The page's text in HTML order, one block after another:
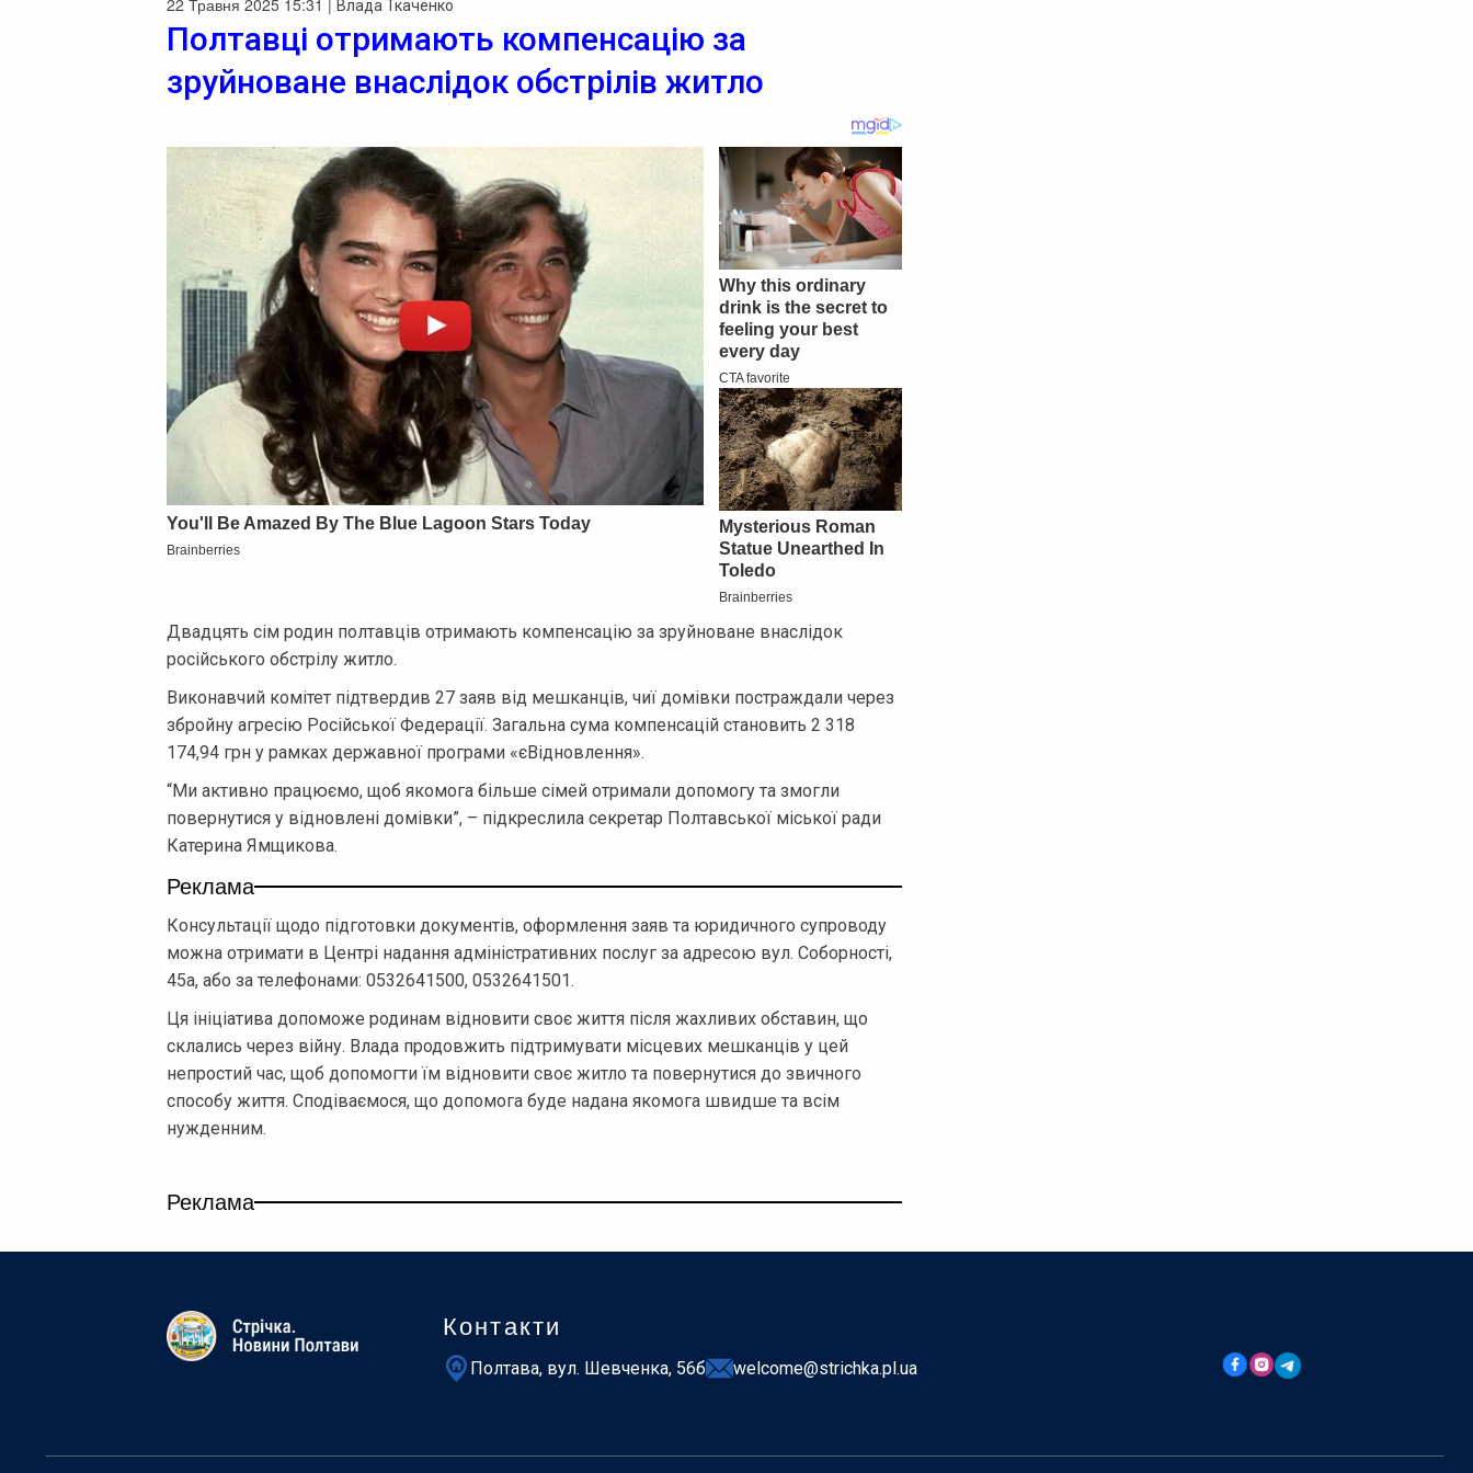
22 Травня 2025 15:31 | Влада Ткаченко
Полтавці отримають компенсацію за
зруйноване внаслідок обстрілів житло
Двадцять сім родин полтавців отримають компенсацію за зруйноване внаслідок
російського обстрілу житло.
Виконавчий комітет підтвердив 27 заяв від мешканців, чиї домівки постраждали через
збройну агресію Російської Федерації. Загальна сума компенсацій становить 2 318
174,94 грн у рамках державної програми «єВідновлення».
“Ми активно працюємо, щоб якомога більше сімей отримали допомогу та змогли
повернутися у відновлені домівки”, – підкреслила секретар Полтавської міської ради
Катерина Ямщикова.
Реклама
Консультації щодо підготовки документів, оформлення заяв та юридичного супроводу
можна отримати в Центрі надання адміністративних послуг за адресою вул. Соборності,
45а, або за телефонами: 0532641500, 0532641501.
Ця ініціатива допоможе родинам відновити своє життя після жахливих обставин, що
склались через війну. Влада продовжить підтримувати місцевих мешканців у цей
непростий час, щоб допомогти їм відновити своє житло та повернутися до звичного
способу життя. Сподіваємося, що допомога буде надана якомога швидше та всім
нужденним.
Реклама
Контакти
Полтава, вул. Шевченка, 56б welcome@strichka.pl.ua